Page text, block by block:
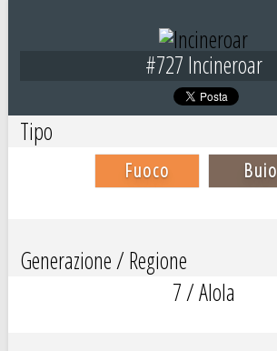
#727 Incineroar
Tipo
Fuoco Buio
Generazione / Regione
7 / Alola